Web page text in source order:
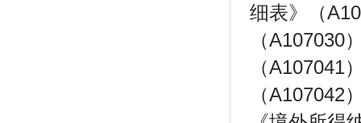
细表》（
（A107030
（A107041
（A107042